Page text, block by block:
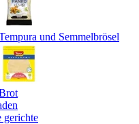
und Semmelbrösel
gerichte